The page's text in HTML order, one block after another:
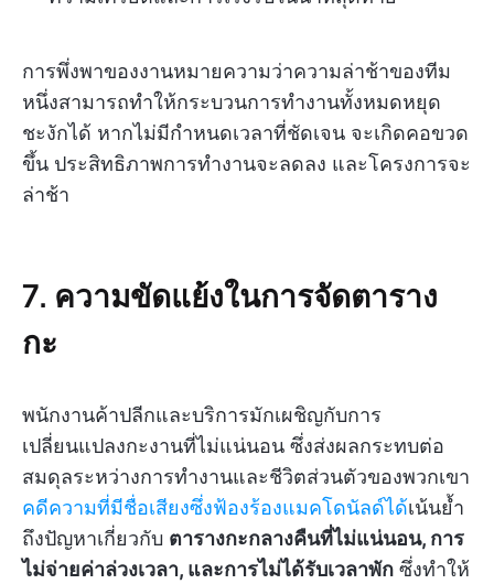
การพึ่งพาของงานหมายความว่าความล่าช้าของทีม
หนึ่งสามารถทำให้กระบวนการทำงานทั้งหมดหยุด
ชะงักได้ หากไม่มีกำหนดเวลาที่ชัดเจน จะเกิดคอขวด
ขึ้น ประสิทธิภาพการทำงานจะลดลง และโครงการจะ
ล่าช้า
7. ความขัดแย้งในการจัดตาราง
กะ
พนักงานค้าปลีกและบริการมักเผชิญกับการ
เปลี่ยนแปลงกะงานที่ไม่แน่นอน ซึ่งส่งผลกระทบต่อ
สมดุลระหว่างการทำงานและชีวิตส่วนตัวของพวกเขา
คดีความที่มีชื่อเสียงซึ่งฟ้องร้องแมคโดนัลด์ได้เน้นย้ำ
ถึงปัญหาเกี่ยวกับ ตารางกะกลางคืนที่ไม่แน่นอน, การ
ไม่จ่ายค่าล่วงเวลา, และการไม่ได้รับเวลาพัก ซึ่งทำให้